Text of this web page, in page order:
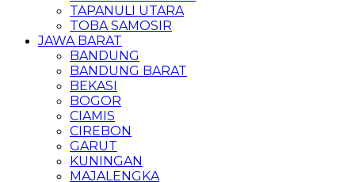
TAPANULI UTARA
TOBA SAMOSIR
JAWA BARAT
BANDUNG
BANDUNG BARAT
BEKASI
BOGOR
CIAMIS
CIREBON
GARUT
KUNINGAN
MAJALENGKA